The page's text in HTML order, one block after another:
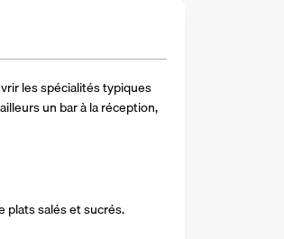
les spécialités typiques
un bar à la réception,
plats salés et sucrés.